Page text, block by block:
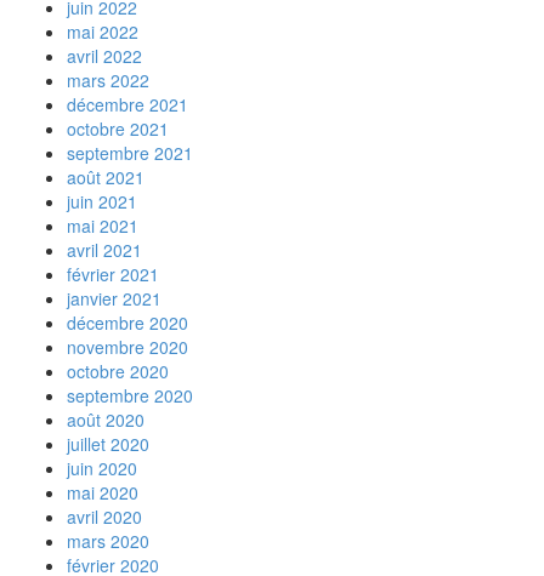
juin 2022
mai 2022
avril 2022
mars 2022
décembre 2021
octobre 2021
septembre 2021
août 2021
juin 2021
mai 2021
avril 2021
février 2021
janvier 2021
décembre 2020
novembre 2020
octobre 2020
septembre 2020
août 2020
juillet 2020
juin 2020
mai 2020
avril 2020
mars 2020
février 2020